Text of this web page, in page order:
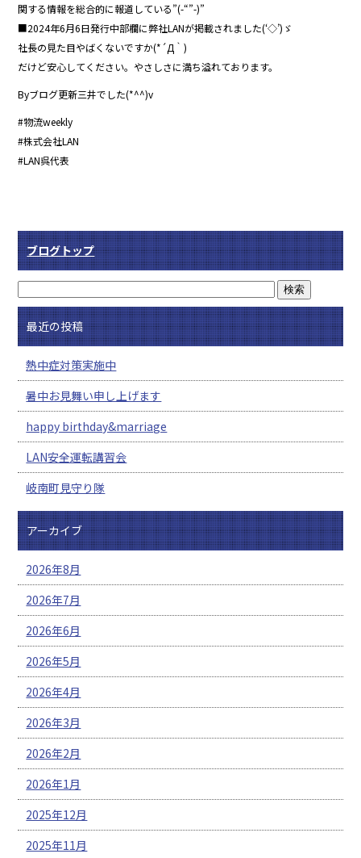
関する情報を総合的に報道している”(-“”-)”
■2024年6月6日発行中部欄に弊社LANが掲載されました(‘◇’)ゞ
社長の見た目やばくないですか(*´Д｀)
だけど安心してください。やさしさに満ち溢れております。
Byブログ更新三井でした(*^^)v
#物流weekly
#株式会社LAN
#LAN呉代表
ブログトップ
最近の投稿
熱中症対策実施中
暑中お見舞い申し上げます
happy birthday&marriage
LAN安全運転講習会
岐南町見守り隊
アーカイブ
2026年8月
2026年7月
2026年6月
2026年5月
2026年4月
2026年3月
2026年2月
2026年1月
2025年12月
2025年11月